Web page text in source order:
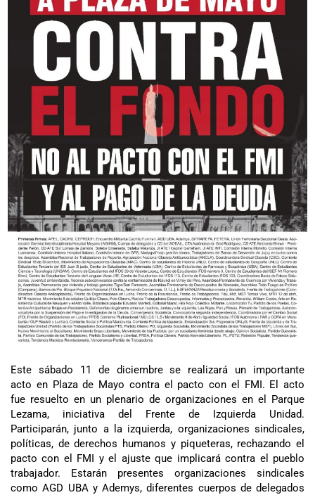
Este sábado 11 de diciembre se realizará un importante
acto en Plaza de Mayo contra el pacto con el FMI. El acto
fue resuelto en un plenario de organizaciones en el Parque
Lezama, iniciativa del Frente de Izquierda Unidad.
Participarán, junto a la izquierda, organizaciones sindicales,
políticas, de derechos humanos y piqueteras, rechazando el
pacto con el FMI y el ajuste que implicará contra el pueblo
trabajador. Estarán presentes organizaciones sindicales
como AGD UBA y Ademys, diferentes cuerpos de delegados